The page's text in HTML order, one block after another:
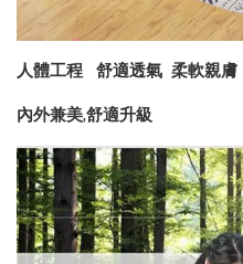
人體工程 舒適透氣 柔軟親
內外兼美,舒適升級